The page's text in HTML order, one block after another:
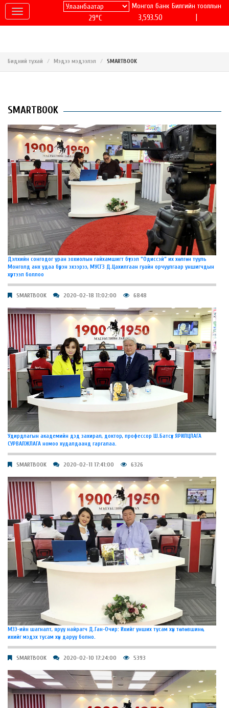
29°C
Монгол банк
3,593.50
Билгийн тооллын
Бидний тухай Мэдээ мэдээлэл SMARTBOOK
SMARTBOOK
Дэлхийн сонгодог уран зохиолын гайхамшигт бүтээл “Одиссэй” их хөлгөн тууль
Монголд анх удаа бүрэн эхээрээ, МУСГЗ Д.Цахилгаан гуайн орчуулгаар уншигчдын
хүртээл боллоо
SMARTBOOK 2020-02-18 11:02:00 6848
Удирдлагын академийн дэд захирал, доктор, профессор Ш.Батсүх ЯРИЛЦЛАГА
СУРВАЛЖЛАГА номоо худалдаанд гаргалаа.
SMARTBOOK 2020-02-11 17:41:00 6326
МЗЭ-ийн шагналт, яруу найрагч Д.Ган-Очир: Ихийг унших тусам хүн төлөвшинө,
ихийг мэдэх тусам хүн даруу болно.
SMARTBOOK 2020-02-10 17:24:00 5393